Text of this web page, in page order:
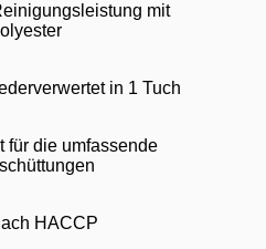
mit
in 1 Tuch
für die umfassende
HACCP